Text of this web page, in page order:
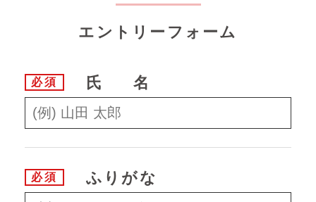
エントリーフォーム
必須 氏名
必須 ふりがな